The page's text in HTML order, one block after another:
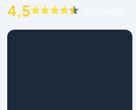
4,5